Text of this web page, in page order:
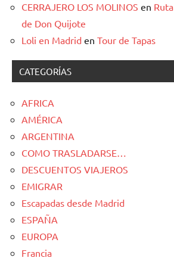
CERRAJERO LOS MOLINOS en
de Don Quijote
Loli en Madrid en Tour de Tapas
CATEGORÍAS
AFRICA
AMÉRICA
ARGENTINA
COMO TRASLADARSE…
DESCUENTOS VIAJEROS
EMIGRAR
Escapadas desde Madrid
ESPAÑA
EUROPA
Francia